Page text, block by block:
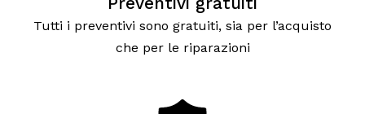
Tutti i preventivi sono gratuiti, sia per l’acquisto
che per le riparazioni